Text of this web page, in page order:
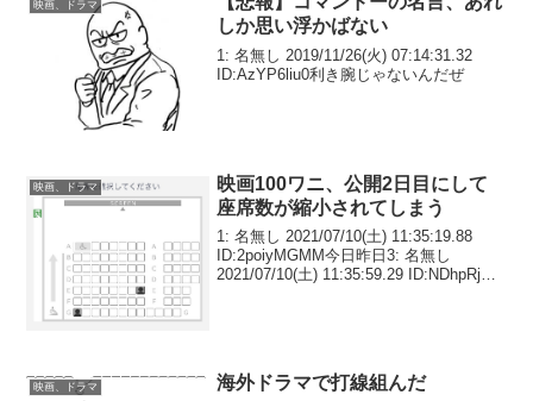
映画、ドラマ
しか思い浮かばない
1: 名無し 2019/11/26(火) 07:14:31.32
ID:AzYP6liu0利き腕じゃないんだぜ
映画、ドラマ
映画100ワニ、公開2日目にして
座席数が縮小されてしまう
1: 名無し 2021/07/10(土) 11:35:19.88
ID:2poiyMGMM今日昨日3: 名無し
2021/07/10(土) 11:35:59.29 ID:NDhpRjOr0
映画、ドラマ 海外ドラマで打線組んだ